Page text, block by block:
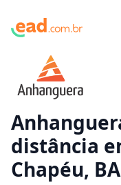
Vamos te guiar no
distância
Chapéu, BA